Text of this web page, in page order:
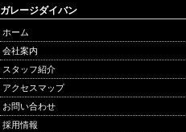
ガレージダイバン
ホーム
会社案内
スタッフ紹介
アクセスマップ
お問い合わせ
採用情報